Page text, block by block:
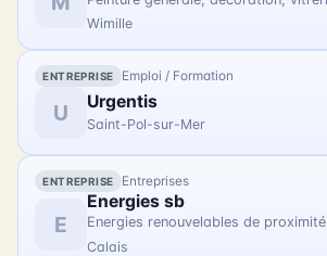
Wimille
ENTREPRISE Emploi / Formation
U Urgentis
Saint-Pol-sur-Mer
ENTREPRISE Entreprises
E
Energies sb
Energies renouvelables de proximité
Calais